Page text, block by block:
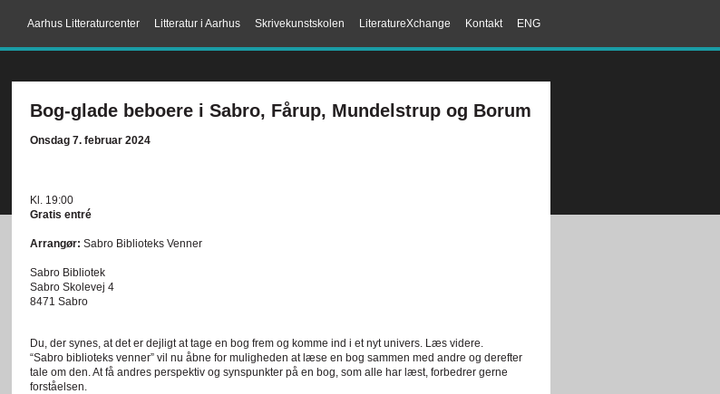
ENG
Kontakt
LiteratureXchange
Skrivekunstskolen
Litteratur i Aarhus
Aarhus Litteraturcenter
Bog-glade beboere i Sabro, Fårup, Mundelstrup og Borum
Onsdag 7. februar 2024
Kl. 19:00
Gratis entré
Arrangør: Sabro Biblioteks Venner
Sabro Bibliotek
Sabro Skolevej 4
8471 Sabro
Du, der synes, at det er dejligt at tage en bog frem og komme ind i et nyt univers. Læs videre.
“Sabro biblioteks venner” vil nu åbne for muligheden at læse en bog sammen med andre og derefter
tale om den. At få andres perspektiv og synspunkter på en bog, som alle har læst, forbedrer gerne
forståelsen.